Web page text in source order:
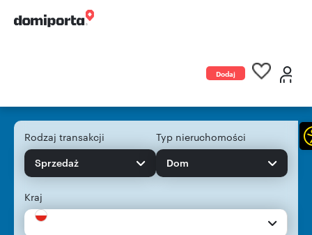
Dodaj
Rodzaj transakcji
Sprzedaż
Typ nieruchomości
Dom
Kraj